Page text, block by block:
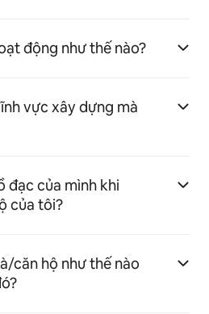
động như thế nào?
vực xây dựng mà
đạc của mình khi
của tôi?
căn hộ như thế nào